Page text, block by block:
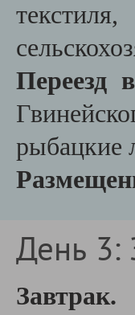
Переезд
рыбацкие
День 3:
Завтрак.